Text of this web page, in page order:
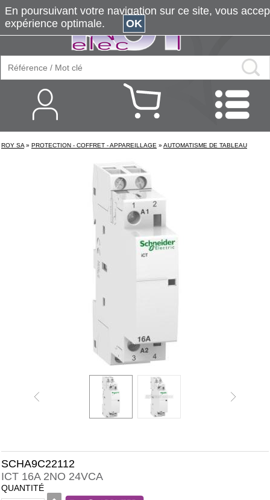
ROY SA » PROTECTION - COFFRET - APPAREILLAGE » AUTOMATISME DE TABLEAU
SCHA9C22112
ICT 16A 2NO 24VCA
QUANTITÉ
En poursuivant votre navigation sur ce site, vous
expérience optimale.
OK